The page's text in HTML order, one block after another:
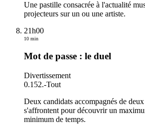
Une pastille consacrée à l'actualité
projecteurs sur un ou une artiste.
21h00
10 min
Mot de passe : le duel
Divertissement
0.152.-Tout
Deux candidats accompagnés de
s'affrontent pour découvrir un
minimum de temps.